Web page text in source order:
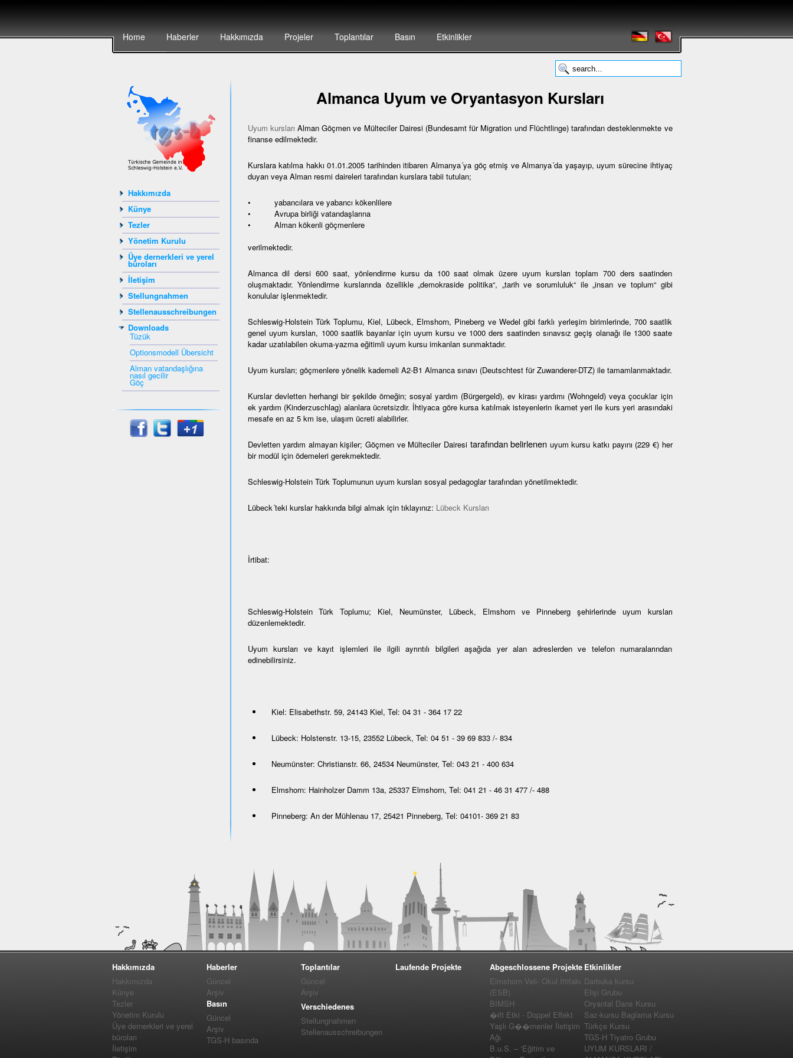
Home Haberler Hakkımızda Projeler Toplantılar Basın Etkinlikler
Hakkımızda
Künye
Tezler
Yönetim Kurulu
Üye dernerkleri ve yerel
büroları
İletişim
Stellungnahmen
Stellenausschreibungen
Downloads
Tüzük
Optionsmodell Übersicht
Alman vatandaşlığına
nasıl gecilir
Göç
Almanca Uyum ve Oryantasyon Kursları
Uyum kursları Alman Göçmen ve Mülteciler Dairesi (Bundesamt für Migration und Flüchtlinge) tarafından desteklenmekte ve
finanse edilmektedir.
Kurslara katılma hakkı 01.01.2005 tarihinden itibaren Almanya´ya göç etmiş ve Almanya´da yaşayıp, uyum sürecine ihtiyaç
duyan veya Alman resmi daireleri tarafından kurslara tabii tutulan;
• yabancılara ve yabancı kökenlilere
• Avrupa birliği vatandaşlarına
• Alman kökenli göçmenlere
verilmektedir.
Almanca dil dersi 600 saat, yönlendirme kursu da 100 saat olmak üzere uyum kursları toplam 700 ders saatinden
oluşmaktadır. Yönlendirme kurslarında özellikle „demokraside politika“, „tarih ve sorumluluk“ ile „insan ve toplum“ gibi
konulular işlenmektedir.
Schleswig-Holstein Türk Toplumu, Kiel, Lübeck, Elmshorn, Pineberg ve Wedel gibi farklı yerleşim birimlerinde, 700 saatlik
genel uyum kursları, 1000 saatlik bayanlar için uyum kursu ve 1000 ders saatinden sınavsız geçiş olanağı ile 1300 saate
kadar uzatılabilen okuma-yazma eğitimli uyum kursu imkanları sunmaktadır.
Uyum kursları; göçmenlere yönelik kademeli A2-B1 Almanca sınavı (Deutschtest für Zuwanderer-DTZ) ile tamamlanmaktadır.
Kurslar devletten herhangi bir şekilde örneğin; sosyal yardım (Bürgergeld), ev kirası yardımı (Wohngeld) veya çocuklar için
ek yardım (Kinderzuschlag) alanlara ücretsizdir. İhtiyaca göre kursa katılmak isteyenlerin ikamet yeri ile kurs yeri arasındaki
mesafe en az 5 km ise, ulaşım ücreti alabilirler.
Devletten yardım almayan kişiler; Göçmen ve Mülteciler Dairesi tarafından belirlenen uyum kursu katkı payını (229 €) her
bir modül için ödemeleri gerekmektedir.
Schleswig-Holstein Türk Toplumunun uyum kursları sosyal pedagoglar tarafından yönetilmektedir.
Lübeck´teki kurslar hakkında bilgi almak için tıklayınız: Lübeck Kursları
İrtibat:
Schleswig-Holstein Türk Toplumu; Kiel, Neumünster, Lübeck, Elmshorn ve Pinneberg şehirlerinde uyum kursları
düzenlemektedir.
Uyum kursları ve kayıt işlemleri ile ilgili ayrıntılı bilgileri aşağıda yer alan adreslerden ve telefon numaralarından
edinebilirsiniz.
Kiel: Elisabethstr. 59, 24143 Kiel, Tel: 04 31 - 364 17 22
Lübeck: Holstenstr. 13-15, 23552 Lübeck, Tel: 04 51 - 39 69 833 /- 834
Neumünster: Christianstr. 66, 24534 Neumünster, Tel: 043 21 - 400 634
Elmshorn: Hainholzer Damm 13a, 25337 Elmshorn, Tel: 041 21 - 46 31 477 /- 488
Pinneberg: An der Mühlenau 17, 25421 Pinneberg, Tel: 04101- 369 21 83
Hakkımızda
Hakkımızda
Künye
Tezler
Yönetim Kurulu
Üye dernerkleri ve yerel
büroları
İletişim
Haberler
Güncel
Arşiv
Basın
Güncel
Arşiv
TGS-H basında
Toplantılar
Güncel
Arşiv
Verschiedenes
Stellungnahmen
Stellenausschreibungen
Laufende Projekte
Abgeschlossene Projekte
Elmshorn Veli- Okul İttifakı
(ESB)
BIMSH
�ift Etki - Doppel Effekt
Yaşlı G��menler İletişim
Ağı
B.u.S. – ‘Eğitim ve
Etkinlikler
Darbuka kursu
Elişi Grubu
Oryantal Dans Kursu
Saz-kursu Baglama Kursu
Türkçe Kursu
TGS-H Tiyatro Grubu
UYUM KURSLARI /